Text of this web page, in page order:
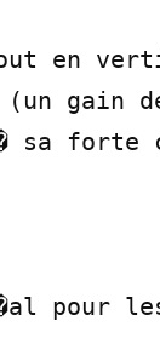
en
gain
sa forte
pour